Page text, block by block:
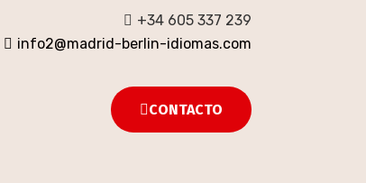
+34 605 337 239
info2@madrid-berlin-idiomas.com
CONTACTO